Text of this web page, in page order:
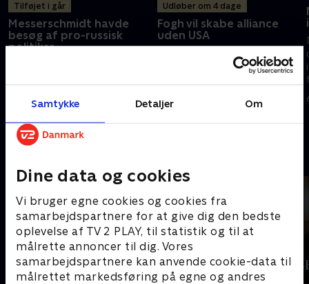
Samtykke Detaljer Om
Dine data og cookies
Vi bruger egne cookies og cookies fra
samarbejdspartnere for at give dig den bedste
oplevelse af TV 2 PLAY, til statistik og til at
målrette annoncer til dig. Vores
samarbejdspartnere kan anvende cookie-data til
målrettet markedsføring på egne og andres
Tilføjet i går
Messerschmidt havde
besøg af pro-russisk
politiker
russiske politiker Vladislav
Christiansborg.
I går • 10 min
Udløber om 4 dage
Fogh vil skabe alliance
uden USA
Fogh Rasmussen foreslår en
imod og tage teten i en tid
11. maj 2026 • 11 min